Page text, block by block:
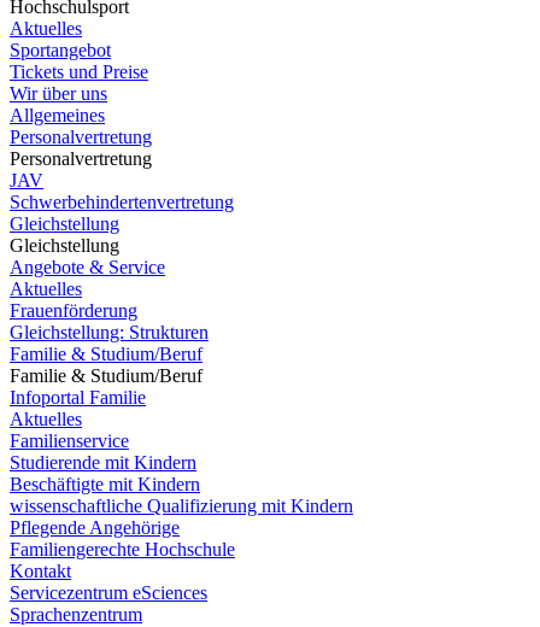
Hochschulsport
Aktuelles
Sportangebot
Tickets und Preise
Wir über uns
Allgemeines
Personalvertretung
Personalvertretung
JAV
Schwerbehindertenvertretung
Gleichstellung
Gleichstellung
Angebote & Service
Aktuelles
Frauenförderung
Gleichstellung: Strukturen
Familie & Studium/Beruf
Familie & Studium/Beruf
Infoportal Familie
Aktuelles
Familienservice
Studierende mit Kindern
Beschäftigte mit Kindern
wissenschaftliche Qualifizierung mit Kindern
Pflegende Angehörige
Familiengerechte Hochschule
Kontakt
Servicezentrum eSciences
Sprachenzentrum